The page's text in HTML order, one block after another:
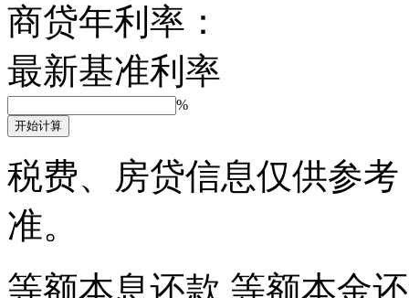
商贷年利率：
最新基准利率
%
开始计算
税费、房贷信息仅供参
准。
等额本息还款 等额本金